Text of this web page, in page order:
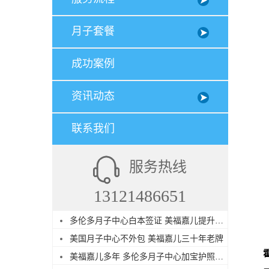
月子套餐
成功案例
资讯动态
联系我们
服务热线
13121486651
多伦多月子中心白本签证 美福嘉儿提升过签
美国月子中心不外包 美福嘉儿三十年老牌
美福嘉儿多年 多伦多月子中心加宝护照续签